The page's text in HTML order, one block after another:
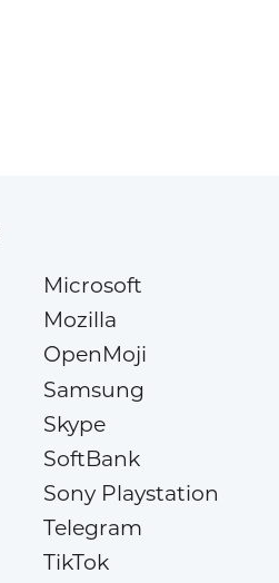
Microsoft
Mozilla
OpenMoji
Samsung
Skype
SoftBank
Sony Playstation
Telegram
TikTok